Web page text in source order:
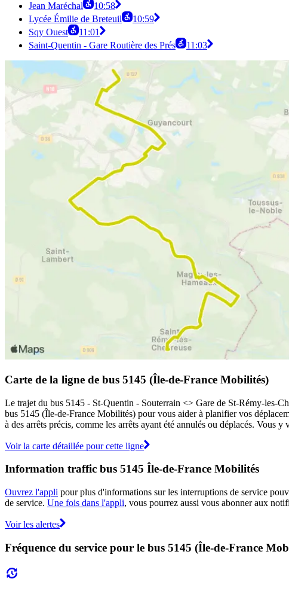
Jean Maréchal
10:58
Lycée Émilie de Breteuil
10:59
Sqy Ouest
11:01
Saint-Quentin - Gare Routière des Prés
11:03
Carte de la ligne de bus 5145 (Île-de-France Mobilités)
Le trajet du bus 5145 - St-Quentin - Souterrain <> Gare de St-Rémy-les-
bus 5145 (Île-de-France Mobilités) pour vous aider à planifier vos
à des arrêts précis, comme les arrêts ayant été annulés ou déplacés. Vous
Voir la carte détaillée pour cette ligne
Information traffic bus 5145 Île-de-France Mobilités
Ouvrez l'appli pour plus d'informations sur les interruptions de service
de service. Une fois dans l'appli, vous pourrez aussi vous abonner aux
Voir les alertes
Fréquence du service pour le bus 5145 (Île-de-France